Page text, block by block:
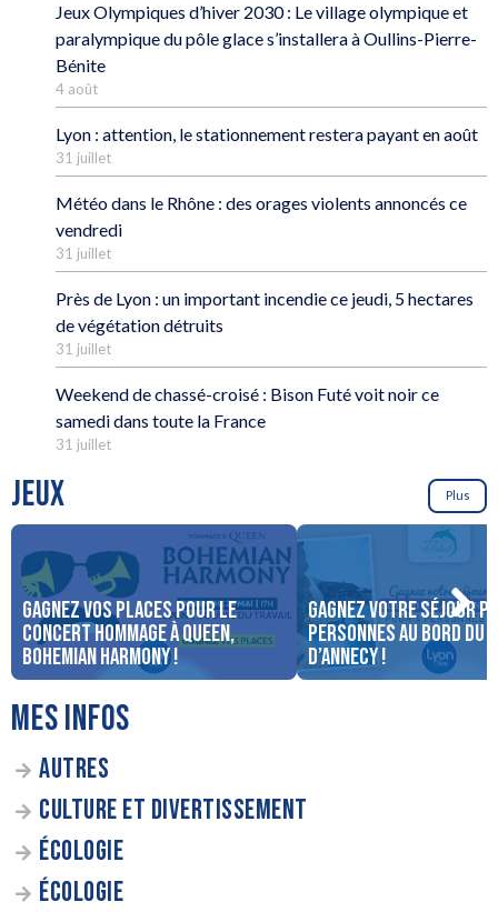
Jeux Olympiques d’hiver 2030 : Le village olympique et
paralympique du pôle glace s’installera à Oullins-Pierre-
Bénite
4 août
Lyon : attention, le stationnement restera payant en août
31 juillet
Météo dans le Rhône : des orages violents annoncés ce
vendredi
31 juillet
Près de Lyon : un important incendie ce jeudi, 5 hectares
de végétation détruits
31 juillet
Weekend de chassé-croisé : Bison Futé voit noir ce
samedi dans toute la France
31 juillet
JEUX Plus
Gagnez vos places pour le
concert Hommage à Queen,
Bohemian Harmony !
Gagnez votre séjour
personnes au bord du
d’Annecy !
MES INFOS
AUTRES
CULTURE ET DIVERTISSEMENT
ÉCOLOGIE
ÉCOLOGIE